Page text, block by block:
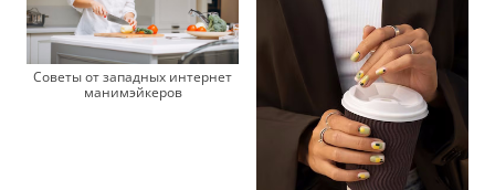
Советы от западных интернет
манимэйкеров